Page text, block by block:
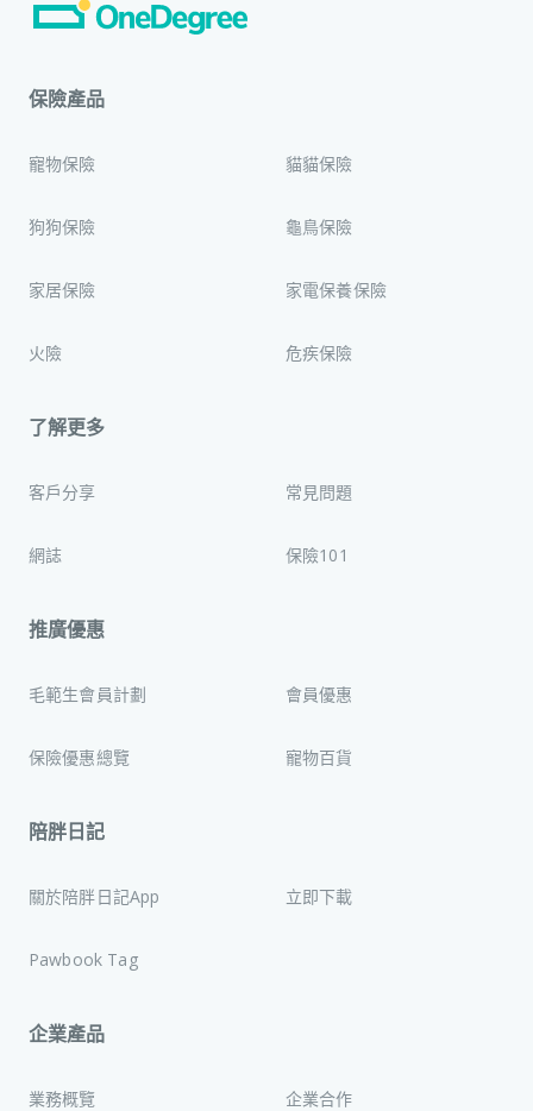
保險產品
寵物保險 貓貓保險
狗狗保險 龜鳥保險
家居保險 家電保養保險
火險 危疾保險
了解更多
客戶分享 常見問題
網誌 保險101
推廣優惠
毛範生會員計劃 會員優惠
保險優惠總覽 寵物百貨
陪胖日記
關於陪胖日記App 立即下載
Pawbook Tag
企業產品
業務概覽 企業合作